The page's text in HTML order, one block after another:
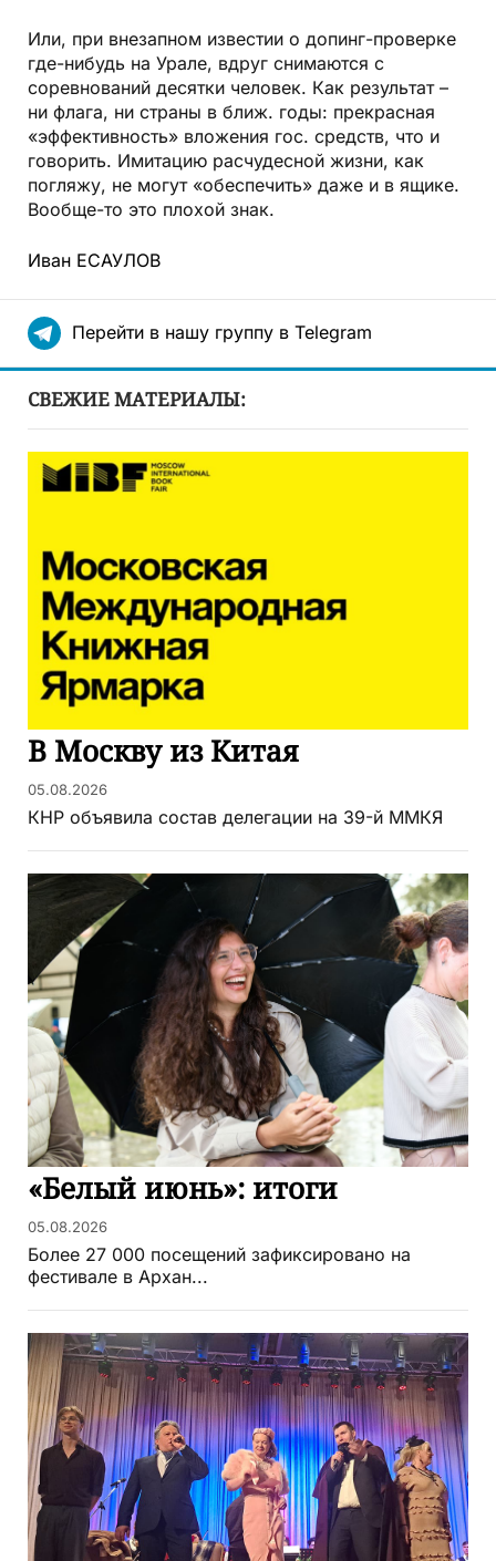
Или, при внезапном известии о допинг-проверке
где-нибудь на Урале, вдруг снимаются с
соревнований десятки человек. Как результат –
ни флага, ни страны в ближ. годы: прекрасная
«эффективность» вложения гос. средств, что и
говорить. Имитацию расчудесной жизни, как
погляжу, не могут «обеспечить» даже и в ящике.
Вообще-то это плохой знак.
Иван ЕСАУЛОВ
Перейти в нашу группу в Telegram
СВЕЖИЕ МАТЕРИАЛЫ:
В Москву из Китая
05.08.2026
КНР объявила состав делегации на 39-й ММКЯ
«Белый июнь»: итоги
05.08.2026
Более 27 000 посещений зафиксировано на
фестивале в Архан...